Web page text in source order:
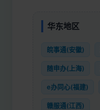
华东地区
皖事通(安徽)
随申办(上海)
e办同心(福建)
赣服通(江西)